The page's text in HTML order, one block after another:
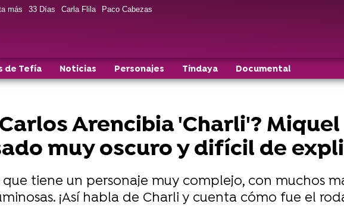
más 33 Días Carla Flila Paco Cabezas
de Tefía Noticias Personajes Tindaya Documental
Arencibia 'Charli'?
muy oscuro y difícil de
tiene un personaje muy complejo, con muchos
¡Así habla de Charli y cuenta cómo fue el